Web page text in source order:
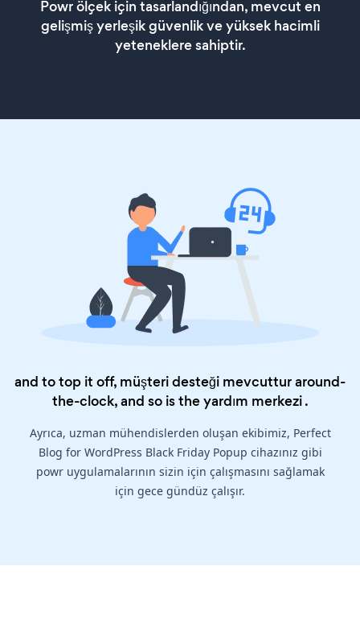
Powr ölçek için tasarlandığından, mevcut en
gelişmiş yerleşik güvenlik ve yüksek hacimli
yeteneklere sahiptir.
and to top it off, müşteri desteği mevcuttur around-
the-clock, and so is theyardım merkezi.
Ayrıca, uzman mühendislerden oluşan ekibimiz, Perfect
Blog for WordPress Black Friday Popup cihazınız gibi
powr uygulamalarının sizin için çalışmasını sağlamak
için gece gündüz çalışır.